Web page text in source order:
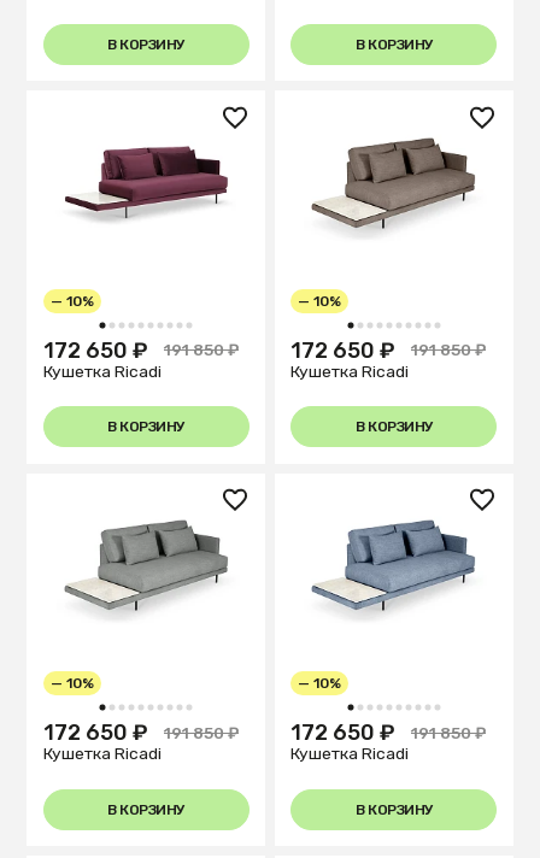
В КОРЗИНУ В КОРЗИНУ
1 2 3 4 5 6 7 8 9 10
— 10%
172 650 ₽
191 850 ₽
Кушетка Ricadi
В КОРЗИНУ
1 2 3 4 5 6 7 8 9 10
— 10%
172 650 ₽
191 850 ₽
Кушетка Ricadi
В КОРЗИНУ
1 2 3 4 5 6 7 8 9 10
— 10%
172 650 ₽
191 850 ₽
Кушетка Ricadi
В КОРЗИНУ
1 2 3 4 5 6 7 8 9 10
— 10%
172 650 ₽
191 850 ₽
Кушетка Ricadi
В КОРЗИНУ